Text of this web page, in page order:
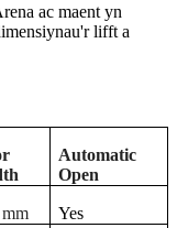
ac maent yn
lifft a
Automatic
Open
Yes